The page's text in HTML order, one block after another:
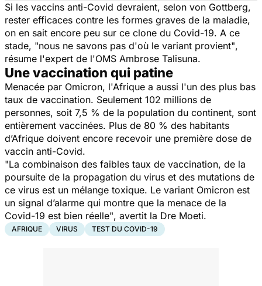
Si les vaccins anti-Covid devraient, selon von Gottberg,
rester efficaces contre les formes graves de la maladie,
on en sait encore peu sur ce clone du Covid-19. A ce
stade, "nous ne savons pas d'où le variant provient",
résume l'expert de l'OMS Ambrose Talisuna.
Une vaccination qui patine
Menacée par Omicron, l'Afrique a aussi l'un des plus bas
taux de vaccination. Seulement 102 millions de
personnes, soit 7,5 % de la population du continent, sont
entièrement vaccinées. Plus de 80 % des habitants
d’Afrique doivent encore recevoir une première dose de
vaccin anti-Covid.
"La combinaison des faibles taux de vaccination, de la
poursuite de la propagation du virus et des mutations de
ce virus est un mélange toxique. Le variant Omicron est
un signal d’alarme qui montre que la menace de la
Covid-19 est bien réelle", avertit la Dre Moeti.
AFRIQUE VIRUS TEST DU COVID-19